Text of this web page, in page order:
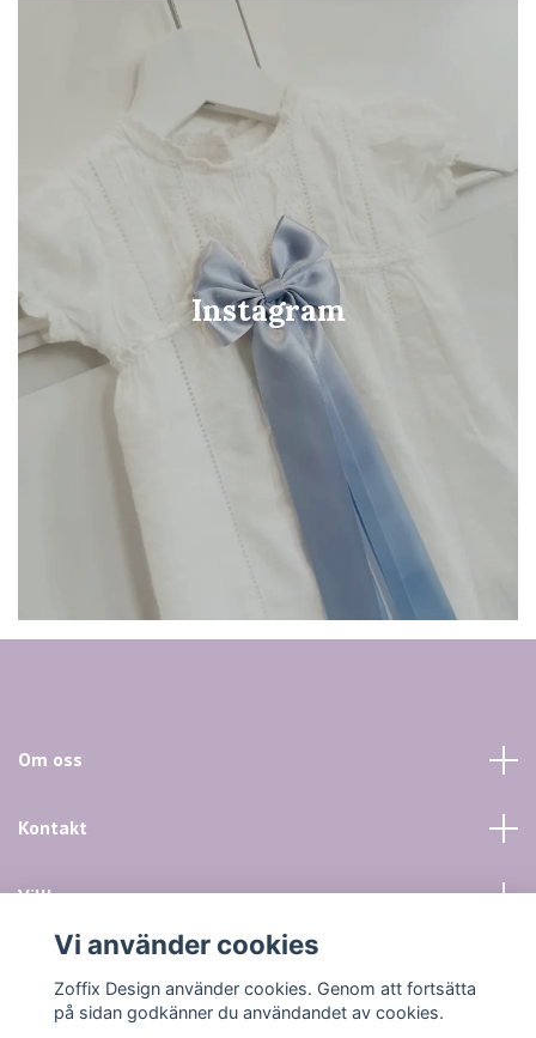
Instagram
Om oss
Kontakt
Villkor mm
Vi använder cookies
Zoffix Design använder cookies. Genom att fortsätta
på sidan godkänner du användandet av cookies.